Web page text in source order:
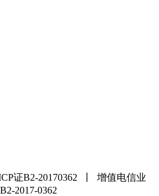
证B2-20170362 丨 增值电信业
2017-0362